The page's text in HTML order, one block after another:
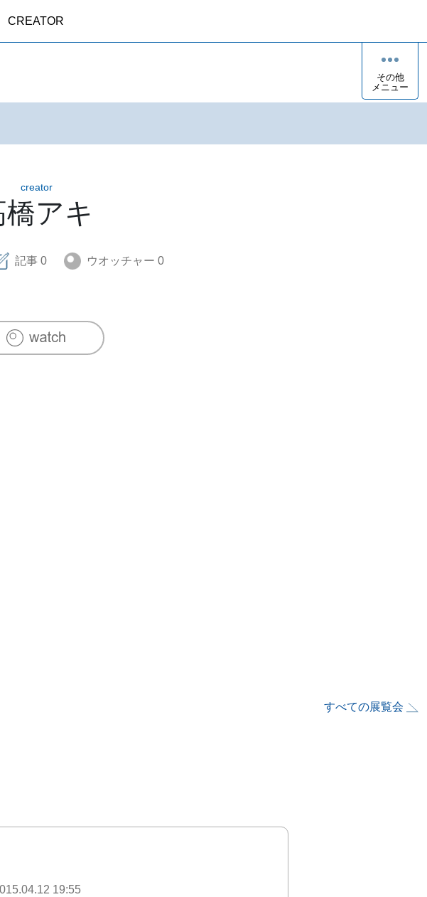
CREATOR
その他
メニュー
creator
橋アキ
記事 0 ウオッチャー 0
すべての展覧会
19:55